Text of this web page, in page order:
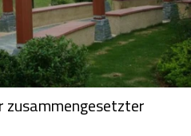
zusammengesetzter